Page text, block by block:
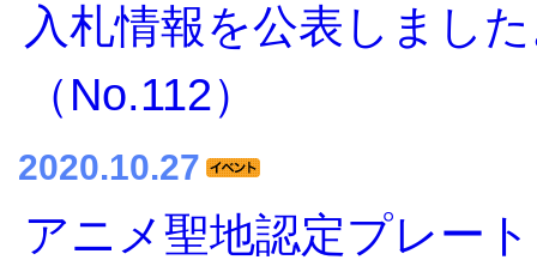
入札情報を公表しまし
（No.112）
2020.10.27
アニメ聖地認定プレー